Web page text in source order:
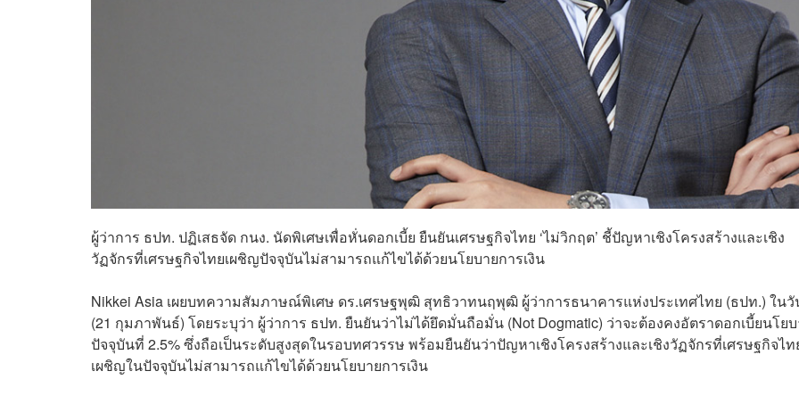
ผู้ว่าการ ธปท. ปฏิเสธจัด กนง. นัดพิเศษเพื่อหั่นดอกเบี้ย ยืนยันเศรษฐกิจไทย ‘ไม่วิกฤต’ ชี้ปัญหาเชิงโครงสร้างและเชิง
วัฏจักรที่เศรษฐกิจไทยเผชิญปัจจุบันไม่สามารถแก้ไขได้ด้วยนโยบายการเงิน
Nikkei Asia เผยบทความสัมภาษณ์พิเศษ ดร.เศรษฐพุฒิ สุทธิวาทนฤพุฒิ ผู้ว่าการธนาคารแห่งประเทศไทย (ธปท.) ใน
(21 กุมภาพันธ์) โดยระบุว่า ผู้ว่าการ ธปท. ยืนยันว่าไม่ได้ยึดมั่นถือมั่น (Not Dogmatic) ว่าจะต้องคงอัตราดอกเบี้ยนโย
ปัจจุบันที่ 2.5% ซึ่งถือเป็นระดับสูงสุดในรอบทศวรรษ พร้อมยืนยันว่าปัญหาเชิงโครงสร้างและเชิงวัฏจักรที่เศรษฐกิจไท
เผชิญในปัจจุบันไม่สามารถแก้ไขได้ด้วยนโยบายการเงิน